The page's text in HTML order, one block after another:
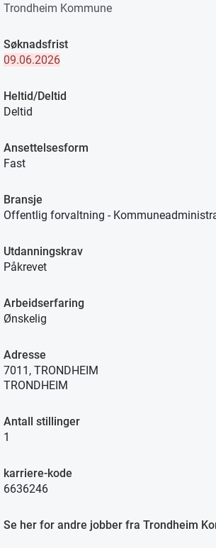
Trondheim Kommune
Søknadsfrist
09.06.2026
Heltid/Deltid
Deltid
Ansettelsesform
Fast
Bransje
Offentlig forvaltning -
Utdanningskrav
Påkrevet
Arbeidserfaring
Ønskelig
Adresse
7011, TRONDHEIM
TRONDHEIM
Antall stillinger
1
karriere-kode
6636246
Se her for andre jobber fra Trondheim